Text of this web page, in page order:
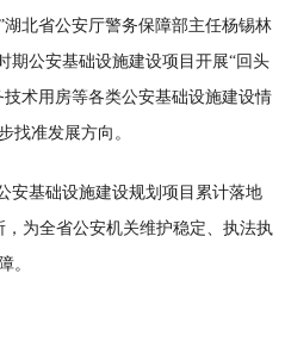
北省公安厅警务保障部主任杨锡林
期公安基础设施建设项目开展“回头
术用房等各类公安基础设施建设情
找准发展方向。
安基础设施建设规划项目累计落地
为全省公安机关维护稳定、执法执
。